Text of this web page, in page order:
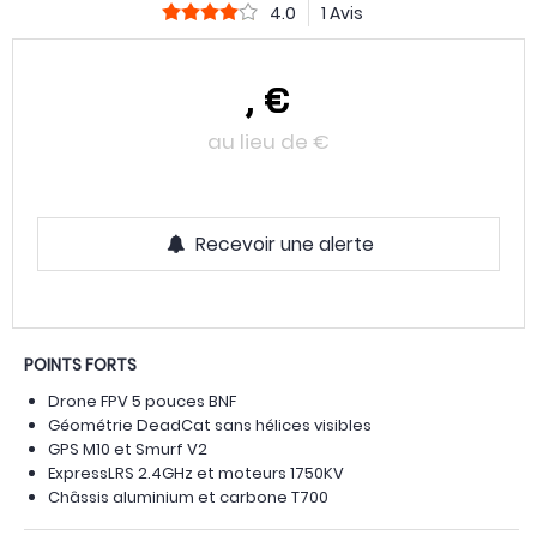
4.0 1 Avis
, €
au lieu de €
Recevoir une alerte
POINTS FORTS
Drone FPV 5 pouces BNF
Géométrie DeadCat sans hélices visibles
GPS M10 et Smurf V2
ExpressLRS 2.4GHz et moteurs 1750KV
Châssis aluminium et carbone T700